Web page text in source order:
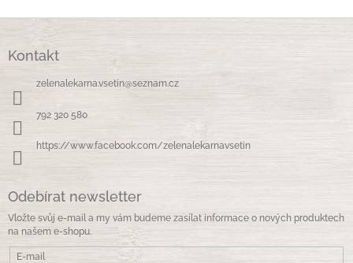
á
í
k
i
u
Kontakt
zelenalekarna.vsetin@seznam.cz
792 320 580
https://www.facebook.com/zelenalekarnavsetin
Odebírat newsletter
Vložte svůj e-mail a my vám budeme zasílat informace o nových produktech
na našem e-shopu.
E-mail